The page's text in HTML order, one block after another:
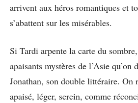
arrivent aux héros romantiques et
s’abattent sur les misérables.
Si Tardi arpente la carte du
apaisants mystères de l’Asie qu’on
Jonathan, son double littéraire. On
apaisé, léger, serein, comme